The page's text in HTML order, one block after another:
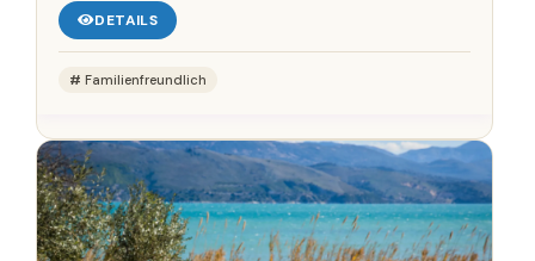
DETAILS
Familienfreundlich